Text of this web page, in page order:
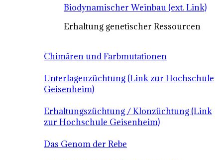
Biodynamischer Weinbau (ext. Link)
Erhaltung genetischer Ressourcen
Chimären und Farbmutationen
Unterlagenzüchtung (Link zur Hochschule
Geisenheim)
Erhaltungszüchtung / Klonzüchtung (Link
zur Hochschule Geisenheim)
Das Genom der Rebe